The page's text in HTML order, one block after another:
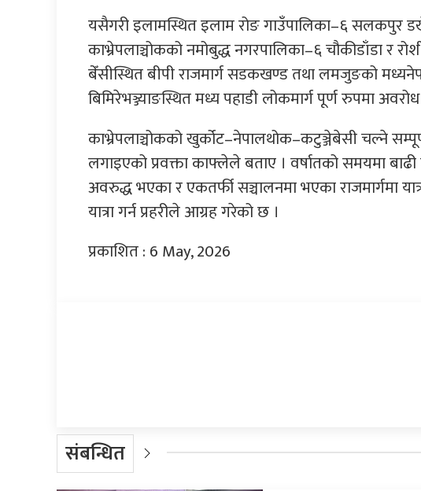
यसैगरी इलामस्थित इलाम रोङ गाउँपालिका–६ सलकपुर
काभ्रेपलाञ्चोकको नमोबुद्ध नगरपालिका–६ चौकीडाँडा र
बेँसीस्थित बीपी राजमार्ग सडकखण्ड तथा लमजुङको
बिमिरेभञ्ज्याङस्थित मध्य पहाडी लोकमार्ग पूर्ण रुपमा
काभ्रेपलाञ्चोकको खुर्कोट–नेपालथोक–कटुञ्जेबेसी चल्ने
लगाइएको प्रवक्ता काफ्लेले बताए । वर्षातको समयमा
अवरुद्ध भएका र एकतर्फी सञ्चालनमा भएका राजमार्गमा
यात्रा गर्न प्रहरीले आग्रह गरेको छ ।
प्रकाशित : 6 May, 2026
संबन्धित